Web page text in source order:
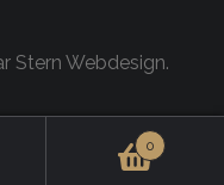
Stern Webdesign.
0